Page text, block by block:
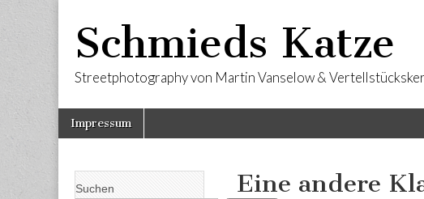
Schmieds Katze
Streetphotography von Martin Vanselow &
Main
menu
Skip
Impressum
Eine andere
Suchen